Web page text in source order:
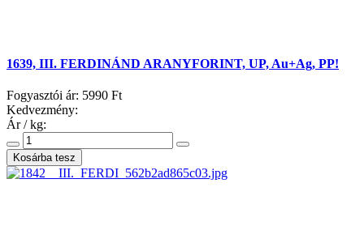
1639, III. FERDINÁND ARANYFORINT, UP, Au+Ag, PP!
Fogyasztói ár: 5990 Ft
Kedvezmény:
Ár / kg: